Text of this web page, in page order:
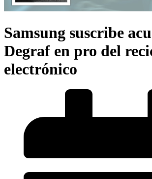
Samsung suscribe
Degraf en pro del
electrónico